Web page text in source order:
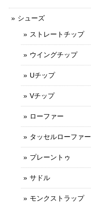
シューズ
ストレートチップ
ウイングチップ
Uチップ
Vチップ
ローファー
タッセルローファー
プレーントゥ
サドル
モンクストラップ